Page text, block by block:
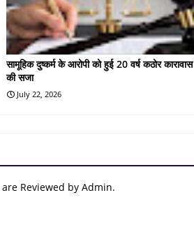
सामूहिक दुष्कर्म के आरोपी को हुई 20 वर्ष कठोर कारावास
की सजा
July 22, 2026
Reviewed by Admin.